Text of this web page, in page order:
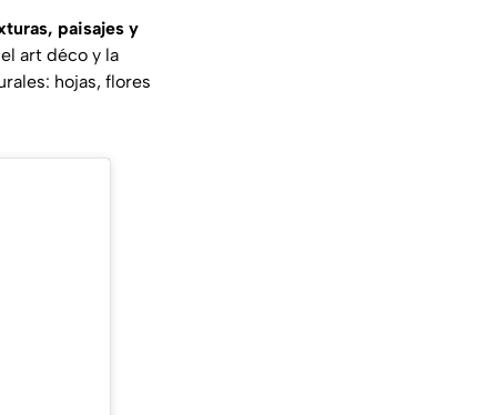
paisajes y
art déco y la
hojas, flores